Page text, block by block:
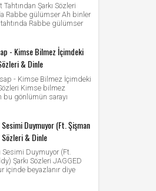
Tahtından Şarkı Sözleri
Rabbe gülümser Ah binler
tahtında Rabbe gülümser
- Kimse Bilmez İçimdeki
& Dinle
- Kimse Bilmez İçimdeki
Sözleri Kimse bilmez
bu gönlümün sarayı
Sesimi Duymuyor (Ft. Şişman
Sözleri & Dinle
Sesimi Duymuyor (Ft.
Şarkı Sözleri JAGGED
içinde beyazlanır diye